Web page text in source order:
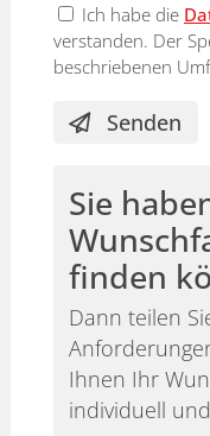
Ich habe die
verstanden. Der
beschriebenen
Senden
Sie
finden
Dann teilen
Ihnen Ihr
individuell